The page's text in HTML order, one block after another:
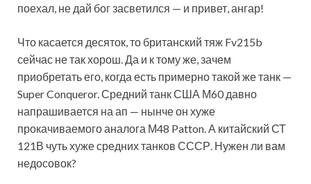
поехал, не дай бог засветился — и привет, ангар!
Что касается десяток, то британский тяж Fv215b
сейчас не так хорош. Да и к тому же, зачем
приобретать его, когда есть примерно такой же танк —
Super Conqueror. Средний танк США М60 давно
напрашивается на ап — нынче он хуже
прокачиваемого аналога М48 Patton. А китайский СТ
121В чуть хуже средних танков СССР. Нужен ли вам
недосовок?